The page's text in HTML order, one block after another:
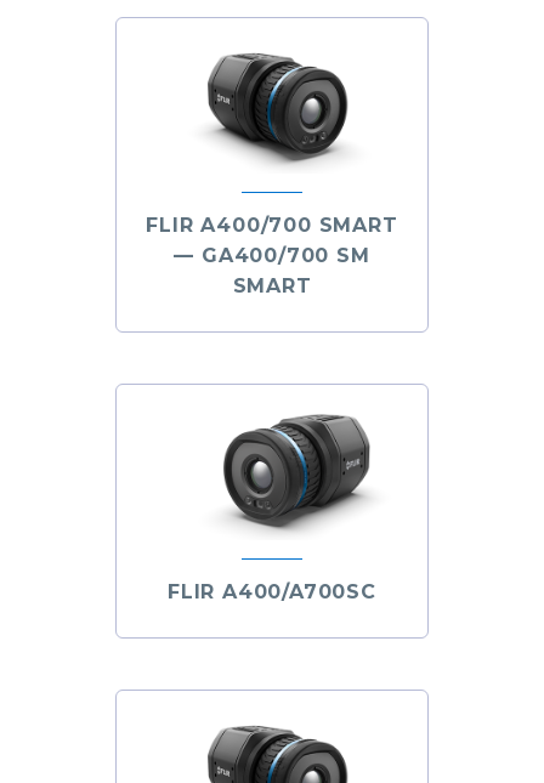
FLIR A400/700 SMART
— GA400/700 SM
SMART
FLIR A400/A700SC